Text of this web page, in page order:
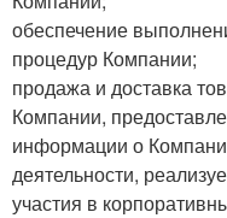
обеспечение
процедур Компании;
продажа и доставка
Компании,
информации о
деятельности,
участия в